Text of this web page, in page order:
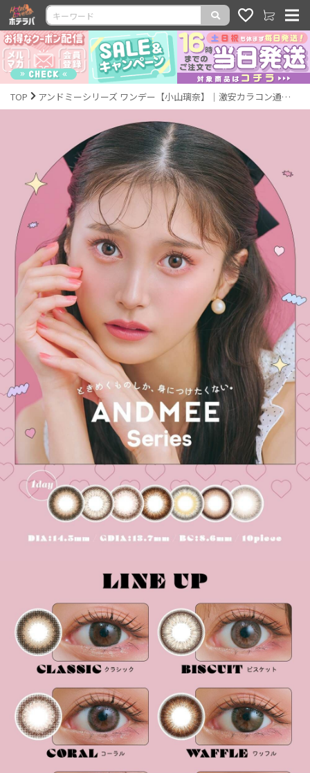
TOP アンドミーシリーズ ワンデー【小山璃奈】｜激安カラコン通販ホテラバ